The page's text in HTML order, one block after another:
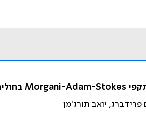
פרידברג, יואב תורג'מן